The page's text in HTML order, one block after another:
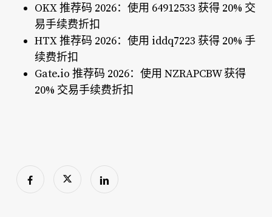
OKX 推荐码 2026：使用 64912533 获得 20% 交
易手续费折扣
HTX 推荐码 2026：使用 iddq7223 获得 20% 手
续费折扣
Gate.io 推荐码 2026：使用 NZRAPCBW 获得
20% 交易手续费折扣